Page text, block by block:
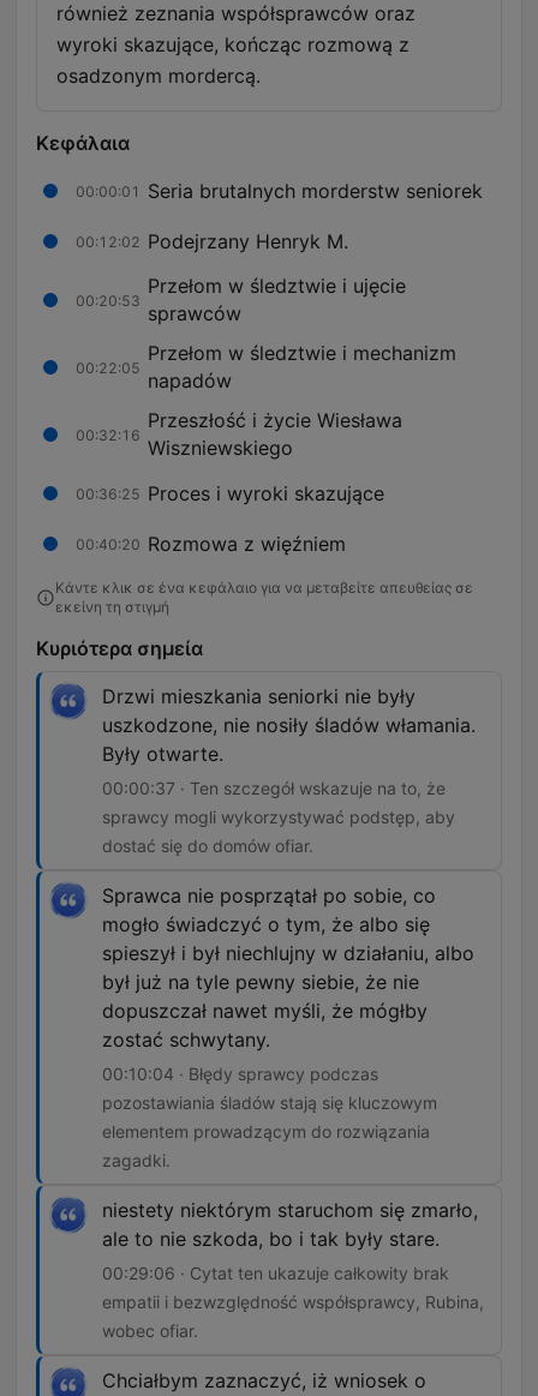
również zeznania współsprawców oraz
wyroki skazujące, kończąc rozmową z
osadzonym mordercą.
Κεφάλαια
00:00:01 Seria brutalnych morderstw seniorek
00:12:02 Podejrzany Henryk M.
00:20:53
Przełom w śledztwie i ujęcie
sprawców
00:22:05
Przełom w śledztwie i mechanizm
napadów
00:32:16
Przeszłość i życie Wiesława
Wiszniewskiego
00:36:25 Proces i wyroki skazujące
00:40:20 Rozmowa z więźniem
Κάντε κλικ σε ένα κεφάλαιο για να μεταβείτε απευθείας σε
εκείνη τη στιγμή
Κυριότερα σημεία
Drzwi mieszkania seniorki nie były
uszkodzone, nie nosiły śladów włamania.
Były otwarte.
00:00:37 · Ten szczegół wskazuje na to, że
sprawcy mogli wykorzystywać podstęp, aby
dostać się do domów ofiar.
Sprawca nie posprzątał po sobie, co
mogło świadczyć o tym, że albo się
spieszył i był niechlujny w działaniu, albo
był już na tyle pewny siebie, że nie
dopuszczał nawet myśli, że mógłby
zostać schwytany.
00:10:04 · Błędy sprawcy podczas
pozostawiania śladów stają się kluczowym
elementem prowadzącym do rozwiązania
zagadki.
niestety niektórym staruchom się zmarło,
ale to nie szkoda, bo i tak były stare.
00:29:06 · Cytat ten ukazuje całkowity brak
empatii i bezwzględność współsprawcy, Rubina,
wobec ofiar.
Chciałbym zaznaczyć, iż wniosek o